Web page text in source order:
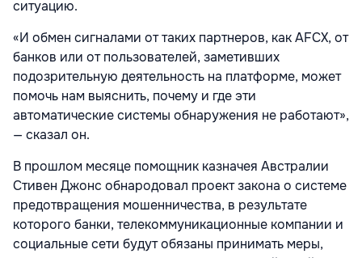
ситуацию.
«И обмен сигналами от таких партнеров, как AFCX, от
банков или от пользователей, заметивших
подозрительную деятельность на платформе, может
помочь нам выяснить, почему и где эти
автоматические системы обнаружения не работают»,
— сказал он.
В прошлом месяце помощник казначея Австралии
Стивен Джонс обнародовал проект закона о системе
предотвращения мошенничества, в результате
которого банки, телекоммуникационные компании и
социальные сети будут обязаны принимать меры,